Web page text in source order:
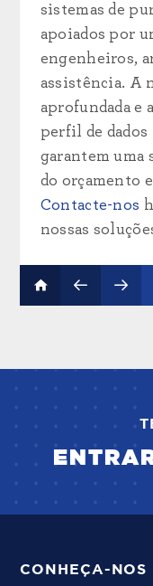
sistemas de
apoiados por
engenheiros,
assistência. A
aprofundada e
perfil de dados
garantem uma
do orçamento
Contacte-nos
nossas
CONHEÇA-NOS